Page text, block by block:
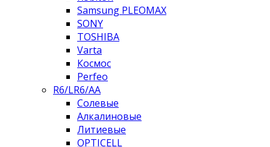
Samsung PLEOMAX
SONY
TOSHIBA
Varta
Космос
Perfeo
R6/LR6/AA
Солевые
Алкалиновые
Литиевые
OPTICELL